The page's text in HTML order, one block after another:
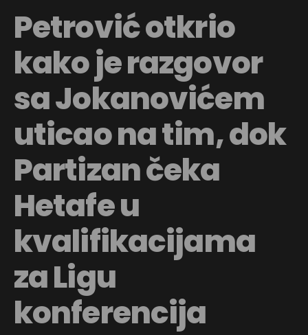
Petrović otkrio
kako je razgovor
sa Jokanovićem
uticao na tim, dok
Partizan čeka
Hetafe u
kvalifikacijama
za Ligu
konferencija